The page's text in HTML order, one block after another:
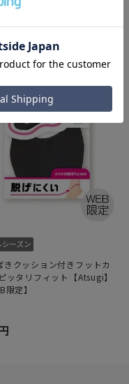
クッション付きフットカ
ッタリフィット【Atsugi】
限定】